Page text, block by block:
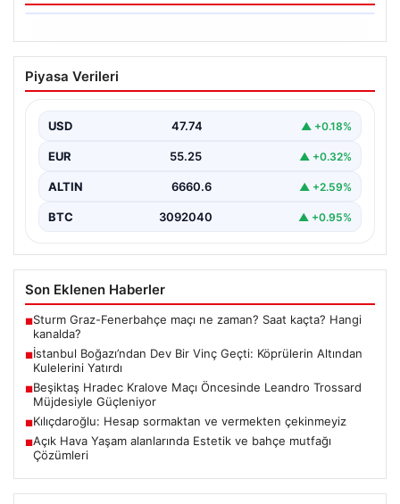
06.08.2026
İstanbul Boğazı’ndan Dev Bir Vinç
Geçti: Köprülerin Altından Kulelerini
İstanbul Boğazı’nda eşsiz bir görüntüye sahne olan bu
Piyasa Verileri
USD 47.74 ▲ +0.18%
EUR 55.25 ▲ +0.32%
ALTIN 6660.6 ▲ +2.59%
BTC 3092040 ▲ +0.95%
Son Eklenen Haberler
■Sturm Graz-Fenerbahçe maçı ne zaman? Saat kaçta? Hangi
kanalda?
■İstanbul Boğazı’ndan Dev Bir Vinç Geçti: Köprülerin Altından
Kulelerini Yatırdı
■Beşiktaş Hradec Kralove Maçı Öncesinde Leandro Trossard
Müjdesiyle Güçleniyor
■Kılıçdaroğlu: Hesap sormaktan ve vermekten çekinmeyiz
■Açık Hava Yaşam alanlarında Estetik ve bahçe mutfağı
Çözümleri